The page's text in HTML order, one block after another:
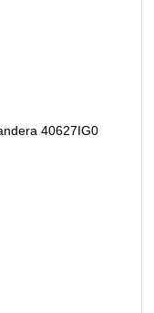
40627IG0